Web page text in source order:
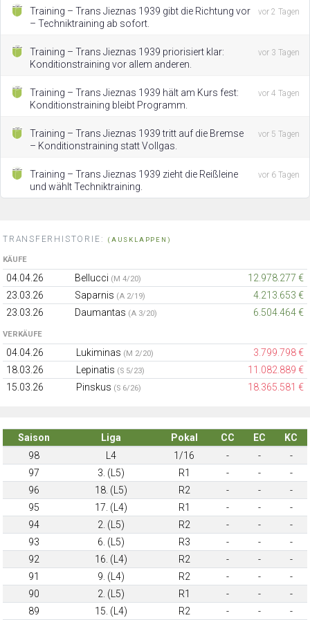
Training – Trans Jieznas 1939 gibt die Richtung vor
– Techniktraining ab sofort.
vor 2 Tagen
Training – Trans Jieznas 1939 priorisiert klar:
Konditionstraining vor allem anderen.
vor 3 Tagen
Training – Trans Jieznas 1939 hält am Kurs fest:
Konditionstraining bleibt Programm.
vor 4 Tagen
Training – Trans Jieznas 1939 tritt auf die Bremse
– Konditionstraining statt Vollgas.
vor 5 Tagen
Training – Trans Jieznas 1939 zieht die Reißleine
und wählt Techniktraining.
vor 6 Tagen
TRANSFERHISTORIE: (AUSKLAPPEN)
KÄUFE
04.04.26 Bellucci (M 4/20)
12.978.277 €
23.03.26
Saparnis (A 2/19)
4.213.653 €
23.03.26
Daumantas (A 3/20) 6.504.464 €
VERKÄUFE
04.04.26 Lukiminas (M 2/20)
3.799.798 €
18.03.26
Lepinatis (S 5/23)
11.082.889 €
15.03.26
Pinskus (S 6/26) 18.365.581 €
Saison Liga Pokal CC EC
KC
98
L4 1/16 - -
-
97
3. (L5) R1 - -
-
96
18. (L5) R2 - -
-
95
17. (L4) R1 - -
-
94
2. (L5) R2 - -
-
93
6. (L5) R3 - -
-
92
16. (L4) R2 - -
-
91
9. (L4) R2 - -
-
90
2. (L5) R1 - -
-
89
15. (L4) R2 - - -